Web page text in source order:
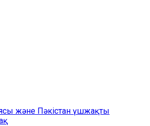
және Пәкістан үшжақты